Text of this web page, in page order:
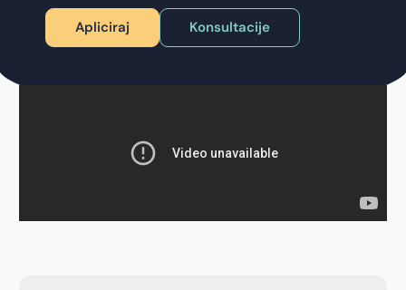
Apliciraj Konsultacije